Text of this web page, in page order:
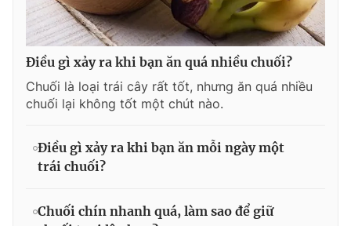
Điều gì xảy ra khi bạn ăn quá nhiều chuối?
Chuối là loại trái cây rất tốt, nhưng ăn quá nhiều
chuối lại không tốt một chút nào.
Điều gì xảy ra khi bạn ăn mỗi ngày một
trái chuối?
Chuối chín nhanh quá, làm sao để giữ